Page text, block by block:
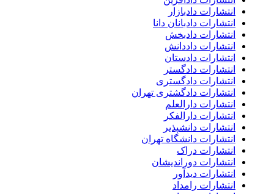
انتشارات دادبازار
انتشارات دادبانان دانا
انتشارات دادبخش
انتشارات داددانش
انتشارات دادستان
انتشارات دادگستر
انتشارات دادگستری
انتشارات دادگشتری تهران
انتشارات دارالعلم
انتشارات دارالفکر
انتشارات دانشپذیر
انتشارات دانشگاه تهران
انتشارات دراک
انتشارات دوراندیشان
انتشارات دیدآور
انتشارات رامداد